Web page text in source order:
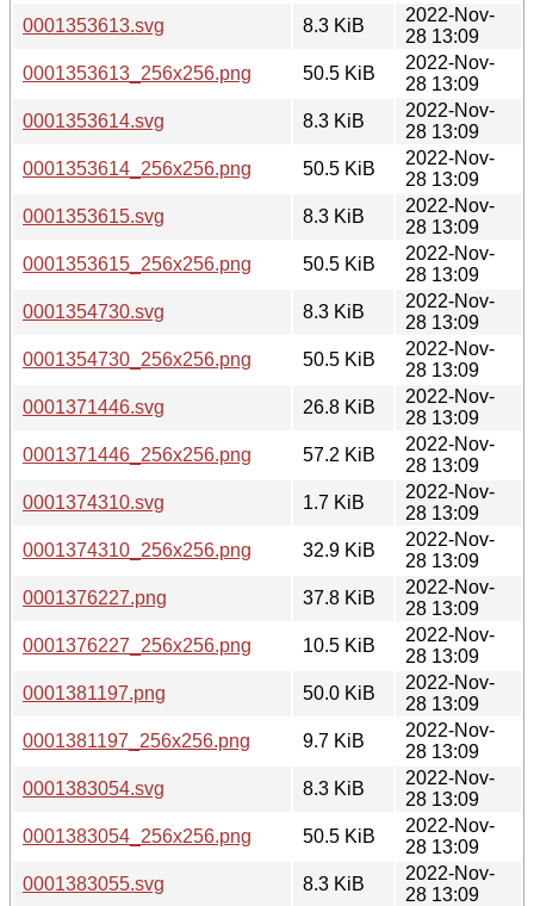
0001353613.svg
8.3 KiB
2022-Nov-
28 13:09
0001353613_256x256.png
50.5 KiB
2022-Nov-
28 13:09
0001353614.svg
8.3 KiB
2022-Nov-
28 13:09
0001353614_256x256.png
50.5 KiB
2022-Nov-
28 13:09
0001353615.svg
8.3 KiB
2022-Nov-
28 13:09
0001353615_256x256.png
50.5 KiB
2022-Nov-
28 13:09
0001354730.svg
8.3 KiB
2022-Nov-
28 13:09
0001354730_256x256.png
50.5 KiB
2022-Nov-
28 13:09
0001371446.svg
26.8 KiB
2022-Nov-
28 13:09
0001371446_256x256.png
57.2 KiB
2022-Nov-
28 13:09
0001374310.svg
1.7 KiB
2022-Nov-
28 13:09
0001374310_256x256.png
32.9 KiB
2022-Nov-
28 13:09
0001376227.png
37.8 KiB
2022-Nov-
28 13:09
0001376227_256x256.png
10.5 KiB
2022-Nov-
28 13:09
0001381197.png
50.0 KiB
2022-Nov-
28 13:09
0001381197_256x256.png
9.7 KiB
2022-Nov-
28 13:09
0001383054.svg
8.3 KiB
2022-Nov-
28 13:09
0001383054_256x256.png
50.5 KiB
2022-Nov-
28 13:09
0001383055.svg
8.3 KiB
2022-Nov-
28 13:09